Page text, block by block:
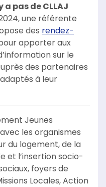
a pas de CLLAJ
une référente
des rendez-
apporter aux
sur le
des partenaires
à leur
Jeunes
les organismes
du logement, de la
et l’insertion socio-
foyers de
Locales, Action